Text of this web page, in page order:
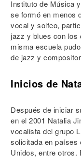
Instituto de Música
se formó en menos
vocal y solfeo,
jazz y blues con los
misma escuela
de jazz y
Inicios de
Después de iniciar
en el 2001 Natalia
vocalista del grupo
solicitada en países
Unidos, entre otros.